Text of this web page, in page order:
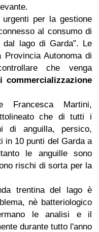
per la gestione
al consumo di
dal lago di Garda”. Le
Provincia Autonoma di
che venga
Francesca Martini,
che di tutti i
di anguilla, persico,
in 10 punti del Garda a
le anguille sono
rischi di sorta per la
trentina del lago è
nè batteriologico
le analisi e il
durante tutto l'anno